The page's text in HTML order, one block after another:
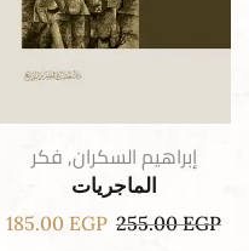
إبراهيم السكران,فكر
الماجريات
255.00EGP
185.00 EGP